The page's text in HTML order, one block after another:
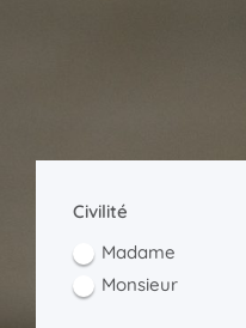
Civilité
Madame
Monsieur